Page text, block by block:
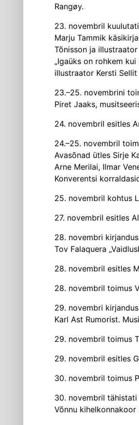
Rangøy.
23. novembril
Marju Tammik
Tõnisson ja
„Igaüks on rohkem
illustraator Kersti Sellit
23.–25. novembrini
Piret Jaaks,
24. novembril esitles
24.–25. novembril
Avasõnad ütles Sirje
Arne Merilai, Ilmar
Konverentsi
25. novembril kohtus
27. novembril esitles
28. novembri
Tov Falaquera
28. novembril esitles
28. novembril toimus
29. novembri
Karl Ast Rumorist.
29. novembril toimus
29. novembril esitles
30. novembril toimus
30. novembril tähistati
Võnnu kihelkonnakoor